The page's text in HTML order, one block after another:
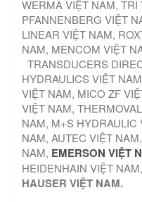
WERMA VIỆT NAM,
PFANNENBERG VIỆT
LINEAR VIỆT NAM,
NAM, MENCOM VIỆT
TRANSDUCERS
HYDRAULICS VIỆT
VIỆT NAM, MICO ZF
VIỆT NAM,
NAM, M+S
NAM, AUTEC VIỆT
NAM, EMERSON VIỆT
HEIDENHAIN VIỆT
HAUSER VIỆT NAM.